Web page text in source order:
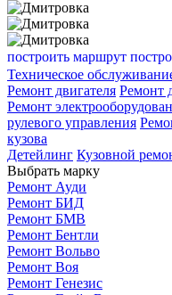
построить маршрут
Техническое
Ремонт двигателя Ремонт
Ремонт
рулевого управления
кузова
Детейлинг Кузовной
Выбрать марку
Ремонт Ауди
Ремонт БИД
Ремонт БМВ
Ремонт Бентли
Ремонт Вольво
Ремонт Воя
Ремонт Генезис